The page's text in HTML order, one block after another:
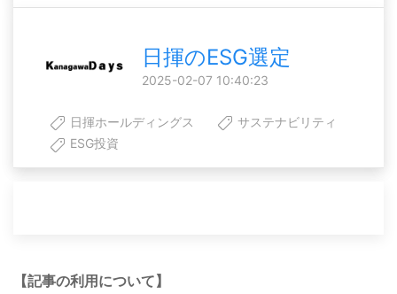
日揮のESG選定
2025-02-07 10:40:23
日揮ホールディングス
サステナビリティ
ESG投資
【記事の利用について】